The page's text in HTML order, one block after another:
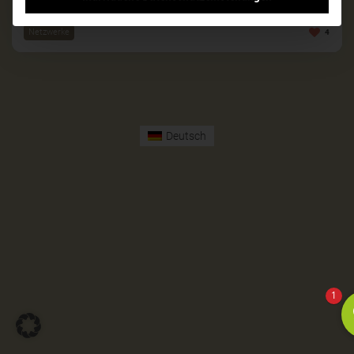
Netzwerke 4
Deutsch
1